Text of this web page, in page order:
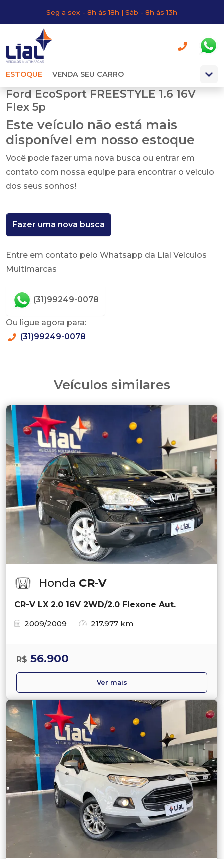
Seg a sex - 8h às 18h | Sáb - 8h às 13h
ESTOQUE VENDA SEU CARRO
Ford EcoSport FREESTYLE 1.6 16V
Flex 5p
Este veículo não está mais
disponível em nosso estoque
Você pode fazer uma nova busca ou entrar em
contato com nossa equipe para encontrar o veículo
dos seus sonhos!
Fazer uma nova busca
Entre em contato pelo Whatsapp da Lial Veículos
Multimarcas
(31)99249-0078
Ou ligue agora para:
(31)99249-0078
Veículos similares
Honda CR-V
CR-V LX 2.0 16V 2WD/2.0 Flexone Aut.
2009/2009
217.977 km
R$ 56.900
Ver mais